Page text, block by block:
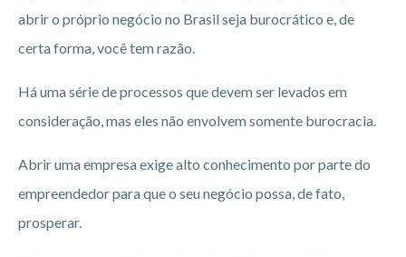
abrir o próprio negócio no Brasil seja burocrático e, de
certa forma, você tem razão.
Há uma série de processos que devem ser levados em
consideração, mas eles não envolvem somente burocracia.
Abrir uma empresa exige alto conhecimento por parte do
empreendedor para que o seu negócio possa, de fato,
prosperar.